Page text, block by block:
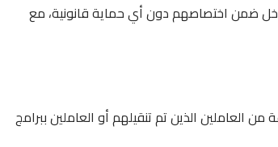
ضمن اختصاصهم دون أي حماية قانونية، مع
الذين تم تنقيلهم أو العاملين ببرامج